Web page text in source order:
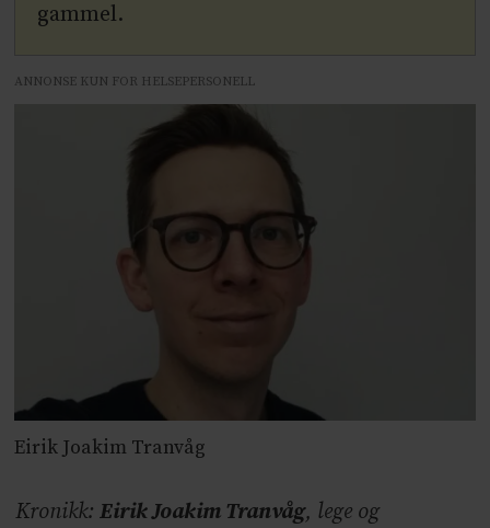
gammel.
ANNONSE KUN FOR HELSEPERSONELL
Eirik Joakim Tranvåg
Kronikk: Eirik Joakim Tranvåg, lege og